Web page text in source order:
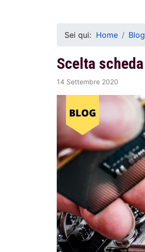
Sei qui: Home Blog
Scelta
14 Settembre 2020